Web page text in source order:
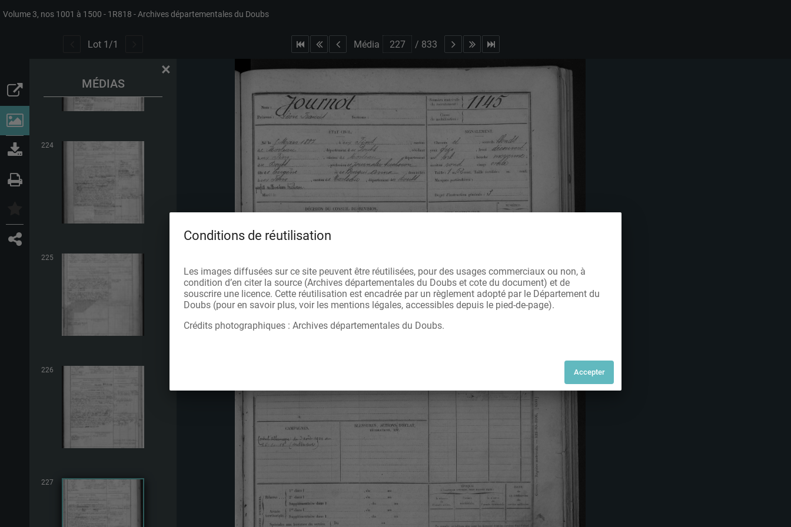
Volume 3, nos 1001 à 1500 1R818 Archives départementales du Doubs
Lot 1 /1 Média / 833
MÉDIAS
×
224
225
226
227
Conditions de réutilisation
Les images diffusées sur ce site peuvent être réutilisées, pour des usages commerciaux ou non, à
condition d’en citer la source (Archives départementales du Doubs et cote du document) et de
souscrire une licence. Cette réutilisation est encadrée par un règlement adopté par le Département du
Doubs (pour en savoir plus, voir les mentions légales, accessibles depuis le pied-de-page).
Crédits photographiques : Archives départementales du Doubs.